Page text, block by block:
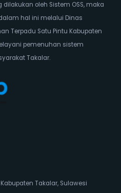
oleh Sistem OSS, maka
hal ini melalui Dinas
Terpadu Satu Pintu Kabupaten
pemenuhan sistem
Takalar.
Takalar, Sulawesi